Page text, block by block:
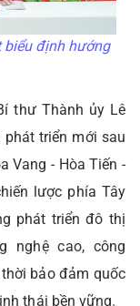
biểu định hướng
thư Thành ủy Lê
phát triển mới sau
Vang - Hòa Tiến -
lược phía Tây
phát triển đô thị
nghệ cao, công
bảo đảm quốc
thái bền vững.